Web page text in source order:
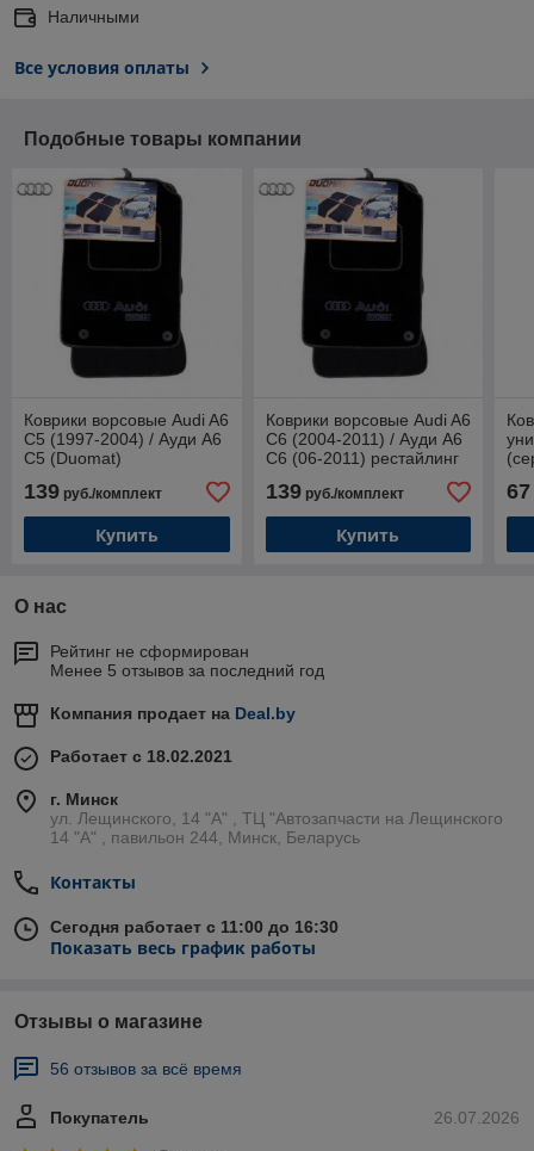
Наличными
Все условия оплаты
Подобные товары компании
Коврики ворсовые Audi A6
C5 (1997-2004) / Ауди А6
С5 (Duomat)
139 руб./комплект
Купить
Коврики ворсовые Audi A6
C6 (2004-2011) / Ауди А6
С6 (06-2011) рестайлинг
139руб./комплект
Купить
67
О нас
Рейтинг не сформирован
Менее 5 отзывов за последний год
Компания продает на Deal.by
Работает с 18.02.2021
г. Минск
ул. Лещинского, 14 "А" , ТЦ "Автозапчасти на Лещинcкого
14 "A" , павильон 244, Минск, Беларусь
Контакты
Сегодня работает с 11:00 до 16:30
Показать весь график работы
Отзывы о магазине
56 отзывов за всё время
26.07.2026
Покупатель